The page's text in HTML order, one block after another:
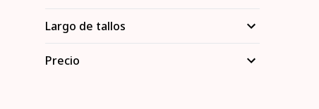
Largo de tallos
Precio